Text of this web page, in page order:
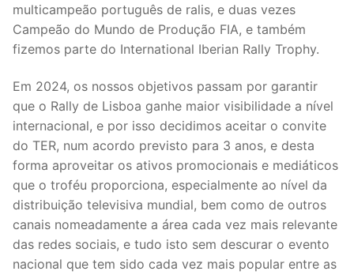
multicampeão português de ralis, e duas vezes
Campeão do Mundo de Produção FIA, e também
fizemos parte do International Iberian Rally Trophy.
Em 2024, os nossos objetivos passam por garantir
que o Rally de Lisboa ganhe maior visibilidade a nível
internacional, e por isso decidimos aceitar o convite
do TER, num acordo previsto para 3 anos, e desta
forma aproveitar os ativos promocionais e mediáticos
que o troféu proporciona, especialmente ao nível da
distribuição televisiva mundial, bem como de outros
canais nomeadamente a área cada vez mais relevante
das redes sociais, e tudo isto sem descurar o evento
nacional que tem sido cada vez mais popular entre as